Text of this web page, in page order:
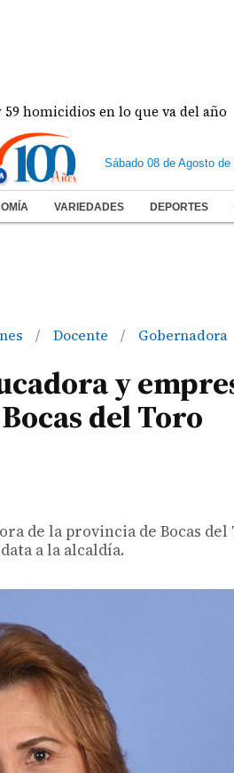
en lo que va del año
Sábado 08 de Agosto de
VARIEDADES DEPORTES
/ Docente / Gobernadora
y
del Toro
de la provincia de Bocas
a la alcaldía.